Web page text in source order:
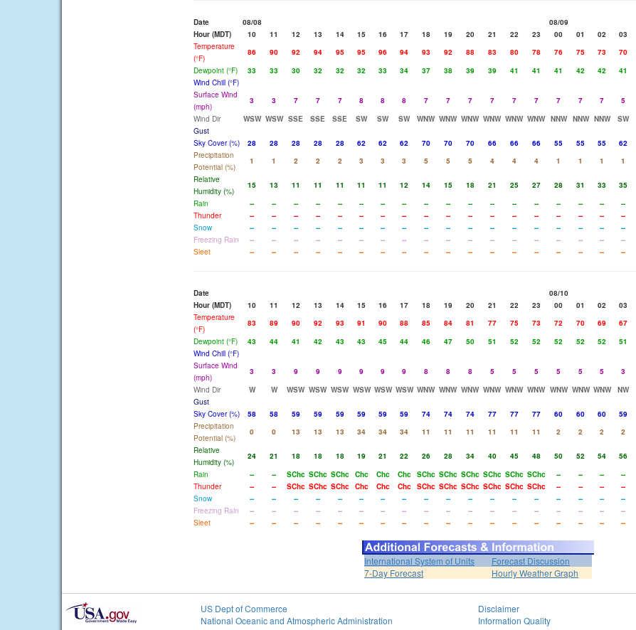
Date 08/08
08/09
Hour (MDT)
10 11 12 13 14 15 16 17 18 19 20 21 22 23 00 01 02 03
Temperature
(°F)
86 90 92 94 95 95 96 94 93 92 88 83 80 78 76 75 73 70
Dewpoint (°F)
33 33 30 32 32 32 33 34 37 38 39 39 41 41 41 42 42 41
Wind Chill (°F)
Surface Wind
(mph)
3 3 7 7 7 8 8 8 7 7 7 7 7 7 7 7 7 5
Wind Dir
WSW WSW SSE SSE SSE SW SW SW WNW WNW WNW WNW WNW WNW NNW NNW NNW SW
Gust
Sky Cover (%)
28 28 28 28 28 62 62 62 70 70 70 66 66 66 55 55 55 62
Precipitation
Potential (%)
1 1 2 2 2 3 3 3 5 5 5 4 4 4 1 1 1 1
Relative
Humidity (%)
15 13 11 11 11 11 11 12 14 15 18 21 25 27 28 31 33 35
Rain
-- -- -- -- -- -- -- -- -- -- -- -- -- -- -- -- -- --
Thunder
-- -- -- -- -- -- -- -- -- -- -- -- -- -- -- -- -- --
Snow
-- -- -- -- -- -- -- -- -- -- -- -- -- -- -- -- -- --
Freezing Rain
-- -- -- -- -- -- -- -- -- -- -- -- -- -- -- -- -- --
Sleet
-- -- -- -- -- -- -- -- -- -- -- -- -- -- -- -- -- --
Date
08/10
Hour (MDT)
10 11 12 13 14 15 16 17 18 19 20 21 22 23 00 01 02 03
Temperature
(°F)
83 89 90 92 93 91 90 88 85 84 81 77 75 73 72 70 69 67
Dewpoint (°F)
43 44 41 42 43 43 45 44 46 47 50 51 52 52 52 52 52 51
Wind Chill (°F)
Surface Wind
(mph)
3 3 9 9 9 9 9 9 8 8 8 5 5 5 5 5 5 3
Wind Dir
W W WSW WSW WSW WSW WSW WSW WNW WNW WNW WNW WNW WNW WNW WNW WNW NW
Gust
Sky Cover (%)
58 58 59 59 59 59 59 59 74 74 74 77 77 77 60 60 60 59
Precipitation
Potential (%)
0 0 13 13 13 34 34 34 11 11 11 11 11 11 2 2 2 2
Relative
Humidity (%)
24 21 18 18 18 19 21 22 26 28 34 40 45 48 50 52 54 56
Rain
-- -- SChc SChc SChc Chc Chc Chc SChc SChc SChc SChc SChc SChc -- -- -- --
Thunder
-- -- SChc SChc SChc Chc Chc Chc SChc SChc SChc SChc SChc SChc -- -- -- --
Snow
-- -- -- -- -- -- -- -- -- -- -- -- -- -- -- -- -- --
Freezing Rain
-- -- -- -- -- -- -- -- -- -- -- -- -- -- -- -- -- --
Sleet
-- -- -- -- -- -- -- -- -- -- -- -- -- -- -- -- -- --
International System of Units
Forecast Discussion
7-Day Forecast
Hourly Weather Graph
US Dept of Commerce
National Oceanic and Atmospheric Administration
Disclaimer
Information Quality